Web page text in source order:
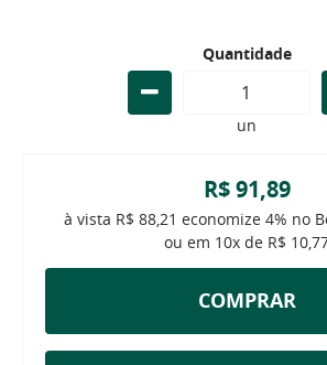
Quantidade
un
R$ 91,89
à vista R$ 88,21 economize 4% no
ou em 10x de R$
COMPRAR